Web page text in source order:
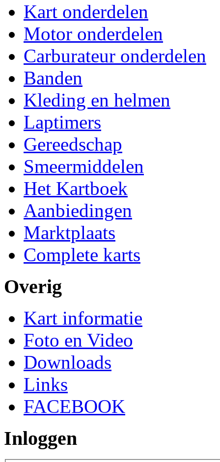
Kart onderdelen
Motor onderdelen
Carburateur onderdelen
Banden
Kleding en helmen
Laptimers
Gereedschap
Smeermiddelen
Het Kartboek
Aanbiedingen
Marktplaats
Complete karts
Overig
Kart informatie
Foto en Video
Downloads
Links
FACEBOOK
Inloggen